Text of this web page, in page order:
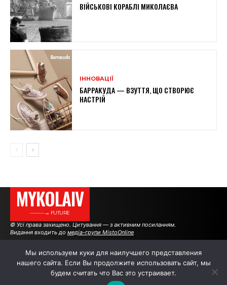
ВІЙСЬКОВІ КОРАБЛІ МИКОЛАЄВА
ІННОВАЦІЇ
БАРРАКУДА — ВЗУТТЯ, ЩО СТВОРЮЄ
НАСТРІЙ
MYKOLAIV
———→ FUTURE
© Усі права захищено. Цитування — з активним посиланням.
Видання входить до медіа-групи MistoOnline
АВТОРИ | РЕКЛАМА НА САЙТІ
Мы используем куки для наилучшего представления
нашего сайта. Если Вы продолжите использовать сайт, мы
будем считать что Вас это устраивает.